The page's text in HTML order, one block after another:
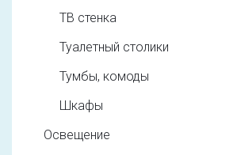
ТВ стенка
Туалетный столики
Тумбы, комоды
Шкафы
Освещение